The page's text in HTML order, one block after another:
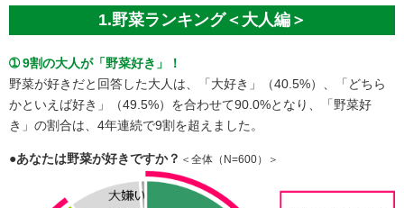
1.野菜ランキング＜大人編＞
➀ 9割の大人が「野菜好き」！
野菜が好きだと回答した大人は、「大好き」（40.5%）、「どちら
かといえば好き」（49.5%）を合わせて90.0%となり、「野菜好
き」の割合は、4年連続で9割を超えました。
●あなたは野菜が好きですか？ ＜全体（N=600）＞